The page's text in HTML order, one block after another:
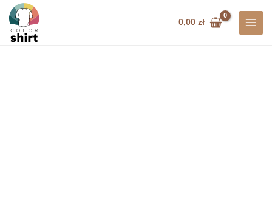
Przejdź
treści
0,00zł